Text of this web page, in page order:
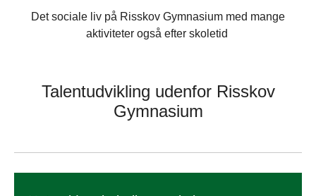
Det sociale liv på Risskov Gymnasium med mange
aktiviteter også efter skoletid
Talentudvikling udenfor Risskov
Gymnasium